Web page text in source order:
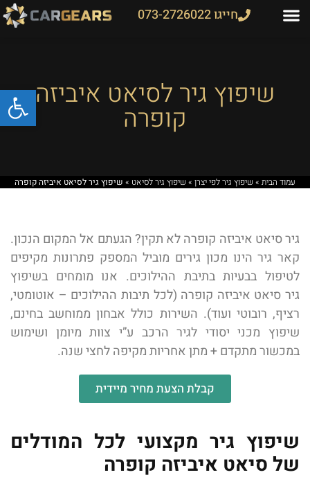
חייגו 073-2726022
שיפוץ גיר לסיאט איביזה
קופרה
עמוד הבית »שיפוץ גיר לפי יצרן »שיפוץ גיר לסיאט » שיפוץ גיר לסיאט איביזה קופרה
גיר סיאט איביזה קופרה לא תקין? הגעתם אל המקום הנכון.
קאר גיר הינו מכון גירים מוביל המספק פתרונות מקיפים
לטיפול בבעיות בתיבת ההילוכים. אנו מומחים בשיפוץ
גיר סיאט איביזה קופרה (לכל תיבות ההילוכים – אוטומטי,
רציף, רובוטי ועוד). השירות כולל אבחון ממוחשב בחינם,
שיפוץ מכני יסודי לגיר הרכב ע”י צוות מיומן ושימוש
במכשור מתקדם + מתן אחריות מקיפה לחצי שנה.
קבלת הצעת מחיר מיידית
שיפוץ גיר מקצועי לכל המודלים
של סיאט איביזה קופרה